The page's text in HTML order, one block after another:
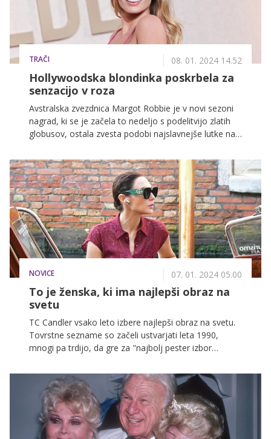
TRAČI 08. 01. 2024 14.52
Hollywoodska blondinka poskrbela za
senzacijo v roza
Avstralska zvezdnica Margot Robbie je v novi sezoni
nagrad, ki se je začela to nedeljo s podelitvijo zlatih
globusov, ostala zvesta podobi najslavnejše lutke na
stajlingu, ki ga še dolgo ne bomo pozabili.
NOVICE 07. 01. 2024 05.00
To je ženska, ki ima najlepši obraz na
svetu
TC Candler vsako leto izbere najlepši obraz na svetu.
Tovrstne sezname so začeli ustvarjati leta 1990,
mnogi pa trdijo, da gre za "najbolj pester izbor
tudi povsem neznana imena.